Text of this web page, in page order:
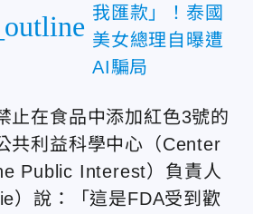
我匯款」！泰國
美女總理自曝遭
AI騙局
止在食品中添加紅色3號的
共利益科學中心（Center
Public Interest）負責人
）說：「這是FDA受到歡